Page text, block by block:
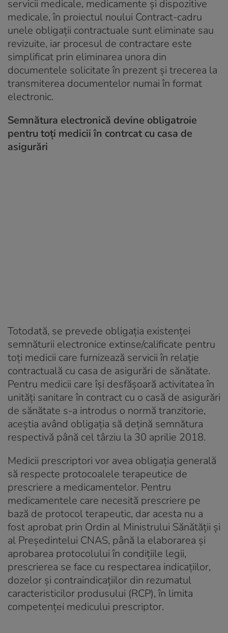
servicii medicale, medicamente şi dispozitive
medicale, în proiectul noului Contract-cadru
unele obligații contractuale sunt eliminate sau
revizuite, iar procesul de contractare este
simplificat prin eliminarea unora din
documentele solicitate în prezent şi trecerea la
transmiterea documentelor numai în format
electronic.
Semnătura electronică devine obligatroie
pentru toți medicii în contrcat cu casa de
asigurări
Totodată, se prevede obligația existenței
semnăturii electronice extinse/calificate pentru
toți medicii care furnizează servicii în relație
contractuală cu casa de asigurări de sănătate.
Pentru medicii care își desfășoară activitatea în
unități sanitare în contract cu o casă de asigurări
de sănătate s-a introdus o normă tranzitorie,
aceștia având obligația să dețină semnătura
respectivă până cel târziu la 30 aprilie 2018.
Medicii prescriptori vor avea obligaţia generală
să respecte protocoalele terapeutice de
prescriere a medicamentelor. Pentru
medicamentele care necesită prescriere pe
bază de protocol terapeutic, dar acesta nu a
fost aprobat prin Ordin al Ministrului Sănătății și
al Președintelui CNAS, până la elaborarea și
aprobarea protocolului în condițiile legii,
prescrierea se face cu respectarea indicațiilor,
dozelor și contraindicațiilor din rezumatul
caracteristicilor produsului (RCP), în limita
competenței medicului prescriptor.